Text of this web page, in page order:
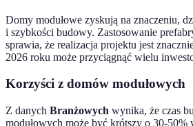
Domy modułowe zyskują na znaczeniu,
i szybkości budowy. Zastosowanie
sprawia, że realizacja projektu jest
2026 roku może przyciągnąć wielu
Korzyści z domów modułowych
Z danych Branżowych wynika, że czas
modułowych może być krótszy o 30-50%